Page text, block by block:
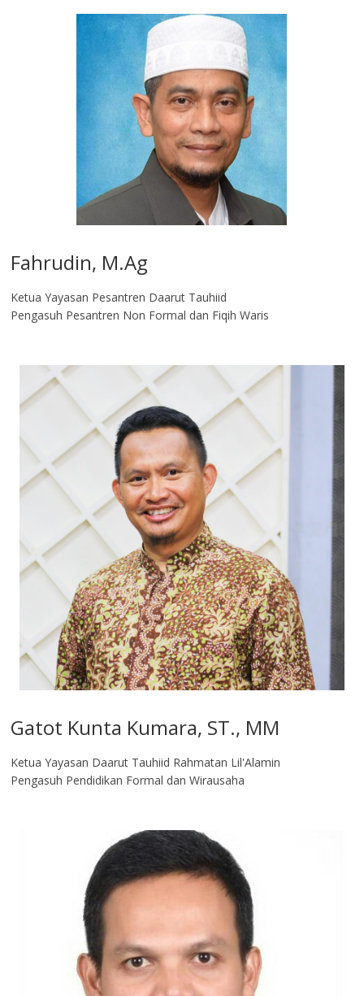
Fahrudin, M.Ag​
Ketua Yayasan Pesantren Daarut Tauhiid
Pengasuh Pesantren Non Formal dan Fiqih Waris
Gatot Kunta Kumara, ST., MM
Ketua Yayasan Daarut Tauhiid Rahmatan Lil'Alamin
Pengasuh Pendidikan Formal dan Wirausaha